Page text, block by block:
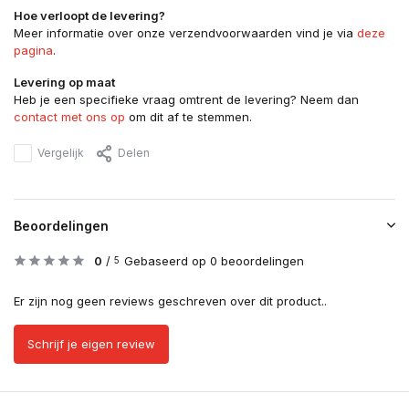
Hoe verloopt de levering?
Meer informatie over onze verzendvoorwaarden vind je via deze
pagina.
Levering op maat
Heb je een specifieke vraag omtrent de levering? Neem dan
contact met ons op om dit af te stemmen.
Vergelijk Delen
Beoordelingen
0 / 5 Gebaseerd op 0 beoordelingen
Er zijn nog geen reviews geschreven over dit product..
Schrijf je eigen review